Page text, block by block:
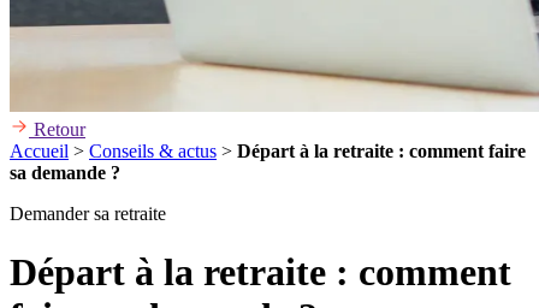
Retour
Accueil > Conseils & actus > Départ à la retraite : comment faire
sa demande ?
Demander sa retraite
Départ à la retraite : comment